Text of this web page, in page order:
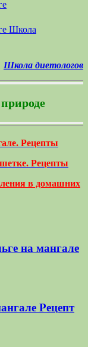
Школа диетологов
Рецепты
Рецепты
в домашних
на мангале
Рецепт